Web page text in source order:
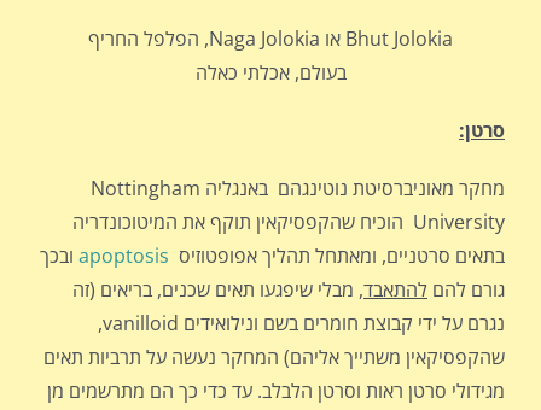
Bhut Jolokia או Naga Jolokia, הפלפל החריף
בעולם, אכלתי כאלה
סרטן:
מחקר מאוניברסיטת נוטינגהם באנגליה Nottingham
University הוכיח שהקפסיקאין תוקף את המיטוכונדריה
בתאים סרטניים, ומאתחל תהליך אפופטוזיס apoptosis ובכך
גורם להם להתאבד, מבלי שיפגעו תאים שכנים, בריאים (זה
נגרם על ידי קבוצת חומרים בשם ונילואידים vanilloid,
שהקפסיקאין משתייך אליהם) המחקר נעשה על תרביות תאים
מגידולי סרטן ראות וסרטן הלבלב. עד כדי כך הם מתרשמים מן